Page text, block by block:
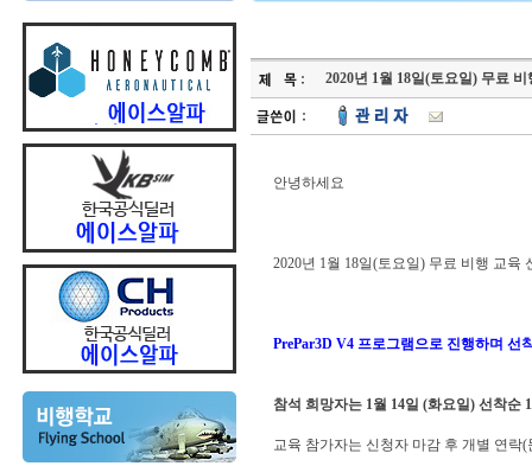
2020년 1월 18일(토요일) 무료
안녕하세요
2020년 1월 18일(토요일) 무료 비행 교육
PrePar3D V4 프로그램으로 진행하며 선
참석 희망자는 1월 14일 (화요일) 선착순
교육 참가자는 신청자 마감 후 개별 연락